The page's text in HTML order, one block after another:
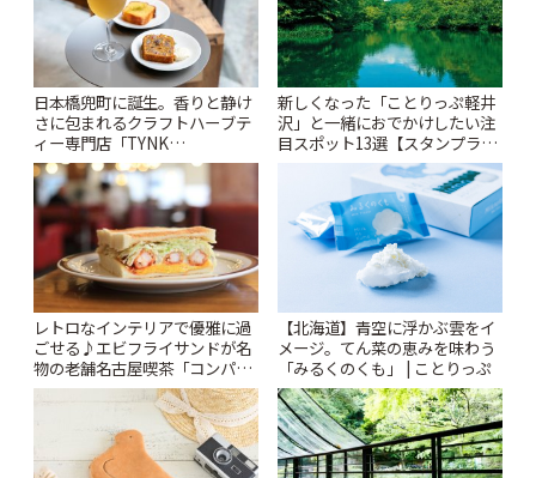
日本橋兜町に誕生。香りと静け
さに包まれるクラフトハーブテ
ィー専門店「TYNK
Kabutocho」 | ことりっぷ
新しくなった「ことりっぷ軽井
沢」と一緒におでかけしたい注
目スポット13選【スタンプラリ
ー開催中】 | ことりっぷ
レトロなインテリアで優雅に過
ごせる♪エビフライサンドが名
物の老舗名古屋喫茶「コンパル
御器所店」 | ことりっぷ
【北海道】青空に浮かぶ雲をイ
メージ。てん菜の恵みを味わう
「みるくのくも」 | ことりっぷ